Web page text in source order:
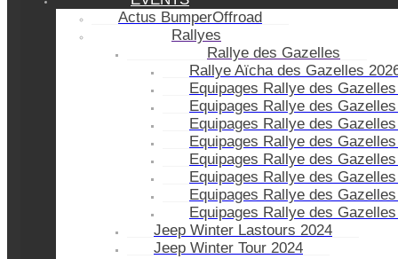
Actus BumperOffroad
Rallyes
Rallye des Gazelles
Rallye Aïcha des Gazelles
Equipages Rallye des
Equipages Rallye des
Equipages Rallye des
Equipages Rallye des
Equipages Rallye des
Equipages Rallye des
Equipages Rallye des
Equipages Rallye des
Jeep Winter Lastours 2024
Jeep Winter Tour 2024